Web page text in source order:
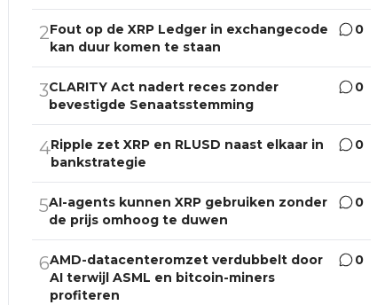
2Fout op de XRP Ledger in exchangecode
kan duur komen te staan
0
3CLARITY Act nadert reces zonder
bevestigde Senaatsstemming
0
4Ripple zet XRP en RLUSD naast elkaar in
bankstrategie
0
5AI-agents kunnen XRP gebruiken zonder
de prijs omhoog te duwen
0
6AMD-datacenteromzet verdubbelt door
AI terwijl ASML en bitcoin-miners
profiteren
0